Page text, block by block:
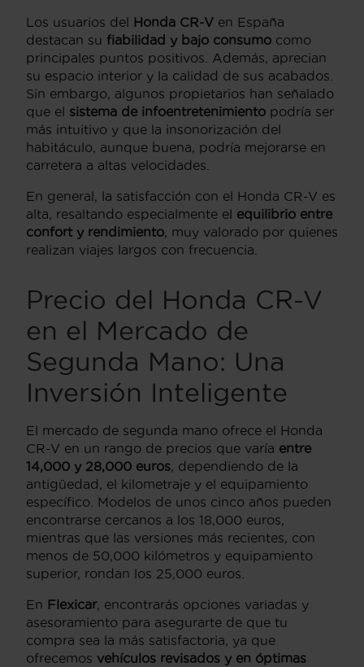
Los usuarios del Honda CR-V en España
destacan su fiabilidad y bajo consumo como
principales puntos positivos. Además, aprecian
su espacio interior y la calidad de sus acabados.
Sin embargo, algunos propietarios han señalado
que el sistema de infoentretenimiento podría ser
más intuitivo y que la insonorización del
habitáculo, aunque buena, podría mejorarse en
carretera a altas velocidades.
En general, la satisfacción con el Honda CR-V es
alta, resaltando especialmente el equilibrio entre
confort y rendimiento , muy valorado por quienes
realizan viajes largos con frecuencia.
Precio del Honda CR-V
en el Mercado de
Segunda Mano: Una
Inversión Inteligente
El mercado de segunda mano ofrece el Honda
CR-V en un rango de precios que varía entre
14,000 y 28,000 euros , dependiendo de la
antigüedad, el kilometraje y el equipamiento
específico. Modelos de unos cinco años pueden
encontrarse cercanos a los 18,000 euros,
mientras que las versiones más recientes, con
menos de 50,000 kilómetros y equipamiento
superior, rondan los 25,000 euros.
En Flexicar, encontrarás opciones variadas y
asesoramiento para asegurarte de que tu
compra sea la más satisfactoria, ya que
ofrecemos vehículos revisados y en óptimas